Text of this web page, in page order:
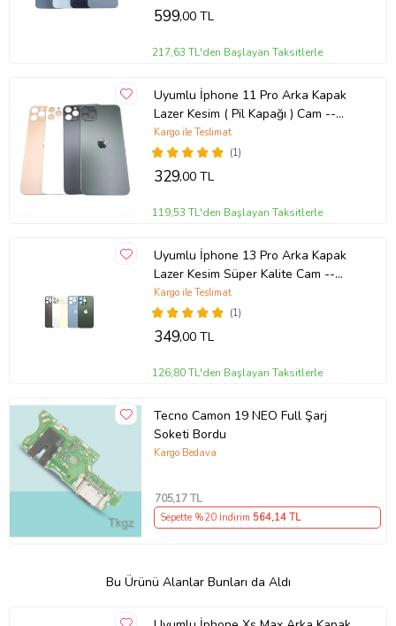
599,00 TL
217,63 TL'den Başlayan Taksitlerle
Uyumlu İphone 11 Pro Arka Kapak
Lazer Kesim ( Pil Kapağı ) Cam --
Gold
(1)
Kargo ile Teslimat
329,00 TL
119,53 TL'den Başlayan Taksitlerle
Uyumlu İphone 13 Pro Arka Kapak
Lazer Kesim Süper Kalite Cam --
Siyah
(1)
Kargo ile Teslimat
349,00 TL
126,80 TL'den Başlayan Taksitlerle
Tecno Camon 19 NEO Full Şarj
Soketi Bordu
Kargo Bedava
705,17 TL
Sepette %20 İndirim 564,14 TL
Bu Ürünü Alanlar Bunları da Aldı